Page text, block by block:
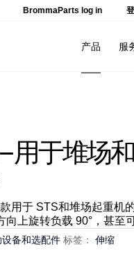
BrommaParts log in
产品 服
用于堆场
用于 STS和堆场起重机
向上旋转负载 90°，甚至
备和选配件 标签： 伸缩